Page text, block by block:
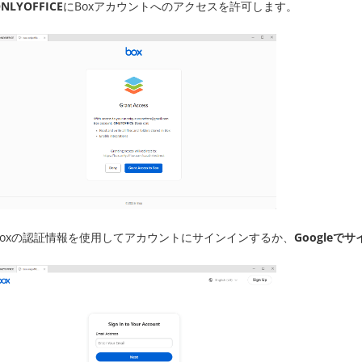
にBoxアカウントへのアクセスを許可します。
の認証情報を使用してアカウントにサインインするか、 Googleでサ